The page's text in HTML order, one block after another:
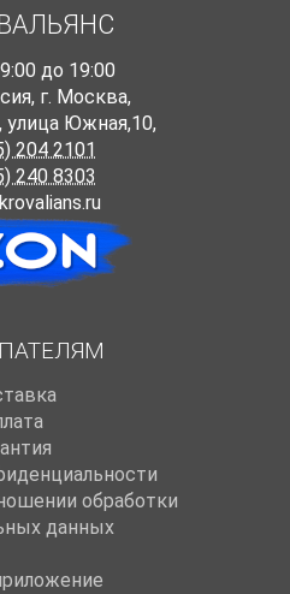
до 19:00
, г. Москва,
Южная,10,
204 2101
240 8303
обработки
данных